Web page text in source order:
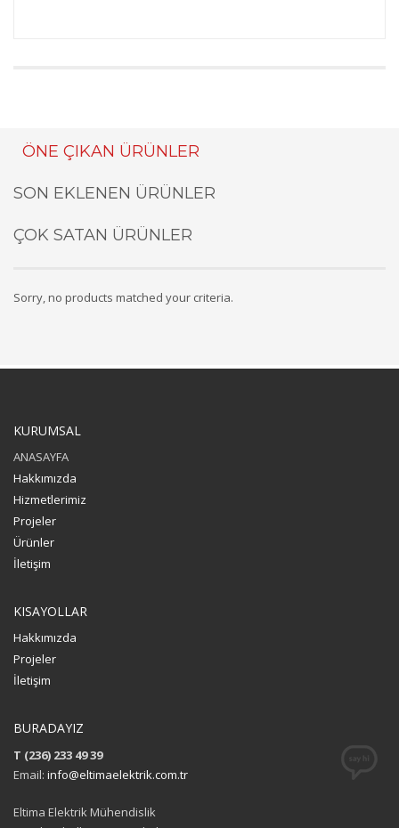
ÖNE ÇIKAN ÜRÜNLER
SON EKLENEN ÜRÜNLER
ÇOK SATAN ÜRÜNLER
Sorry, no products matched your criteria.
KURUMSAL
ANASAYFA
Hakkımızda
Hizmetlerimiz
Projeler
Ürünler
İletişim
KISAYOLLAR
Hakkımızda
Projeler
İletişim
BURADAYIZ
T (236) 233 49 39
Email: info@eltimaelektrik.com.tr
Eltima Elektrik Mühendislik